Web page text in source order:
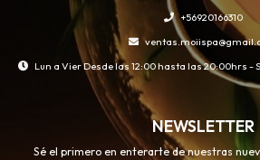
+56920166310
Lun a Vier Desde las 12:00 hasta las 20:00hrs -
NEWSLETTER
Sé el primero en enterarte de nuestras